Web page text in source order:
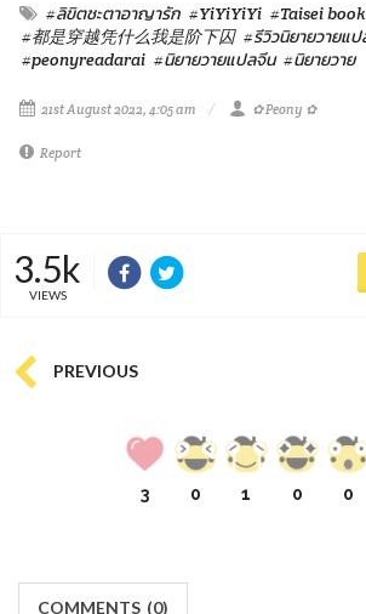
#ลิขิตชะตาอาญารัก #YiYiYiYi #Taisei
#都是穿越凭什么我是阶下囚 #รีวิวนิยายวายแ
#peonyreadarai #นิยายวายแปลจีน #นิยายวาย
21st August 2022, 4:05 am ✿ Peony ✿
Report
3.5k
VIEWS
PREVIOUS
3 0 1 0 0
COMMENTS (0)